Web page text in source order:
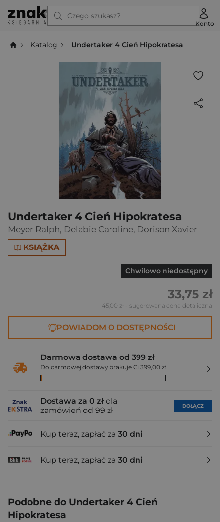
Czego szukasz?
Konto
Katalog Undertaker 4 Cień Hipokratesa
Undertaker 4 Cień Hipokratesa
Meyer Ralph, Delabie Caroline, Dorison Xavier
KSIĄŻKA
Chwilowo niedostępny
33,75 zł
45,00 zł - sugerowana cena detaliczna
POWIADOM O DOSTĘPNOŚCI
Darmowa dostawa od 399 zł
Do darmowej dostawy brakuje Ci 399,00 zł
Dostawa za 0 zł dla
zamówień od 99 zł
DOŁĄCZ
Kup teraz, zapłać za 30 dni
Kup teraz, zapłać za 30 dni
Podobne do Undertaker 4 Cień
Hipokratesa